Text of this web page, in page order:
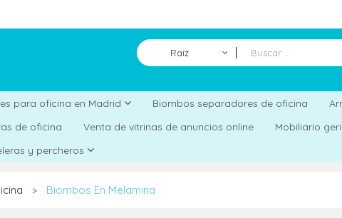
Raíz
para oficina en Madrid Biombos separadores de oficina
de oficina Venta de vitrinas de anuncios online Mobiliario
y percheros
> Biombos En Melamina